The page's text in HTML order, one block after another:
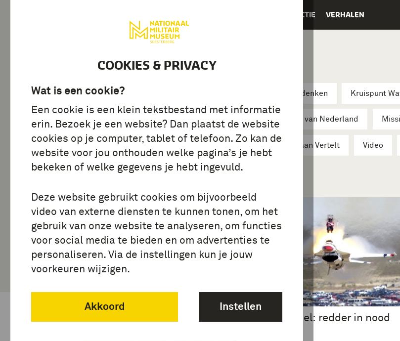
COOKIES & PRIVACY
Wat is een cookie?
Een cookie is een klein tekstbestand met informatie
erin. Bezoek je een website? Dan plaatst de website
cookies op je computer, tablet of telefoon. Zo kan de
website voor jou onthouden welke pagina’s je hebt
bekeken of welke gegevens je hebt ingevuld.
Deze website gebruikt cookies om bijvoorbeeld
video van externe diensten te kunnen tonen, om het
gebruik van onze website te analyseren, om functies
voor social media te bieden en om advertenties te
personaliseren. Via de instellingen kun je jouw
voorkeuren wijzigen.
Akkoord Instellen
COLLECTIE VERHALEN
Alles Herdenken Kruispunt
Marechaussee Militair vertelt Militaire verhaal van Nederland
Tweede Wereldoorlog Veteraan Vertelt Video
Tentoonstelling F-16
Van Baltic Air Policing tot
Schietstoel: redder in nood